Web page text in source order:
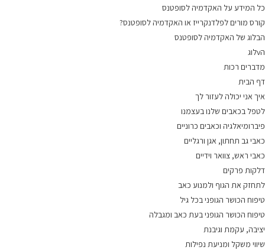
כל המידע על האקדמיה לסופטנס
קורס מורים לפלדנקרייז או האקדמיה לסופטנס?
הבלוג של האקדמיה לסופטנס
הvלוג
מדברים רכות
דף הבית
איך אני יכולה לעזור לך
לטפל בכאבים שלנו בעצמנו
פיברומיאלגיה וכאבים כרוניים
כאבי גב תחתון, אגן ורגליים
כאבי ראש, צוואר וידיים
דלקות פרקים
לתחזק את הגוף ולמנוע כאב
טיפוח הכושר הגופני בכל גיל
טיפוח הכושר הגופני בעת כאב ומגבלה
יציבה, עקמת וגיבנת
שיווי משקל ומניעת נפילות